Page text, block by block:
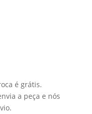
é grátis.
a peça e nós